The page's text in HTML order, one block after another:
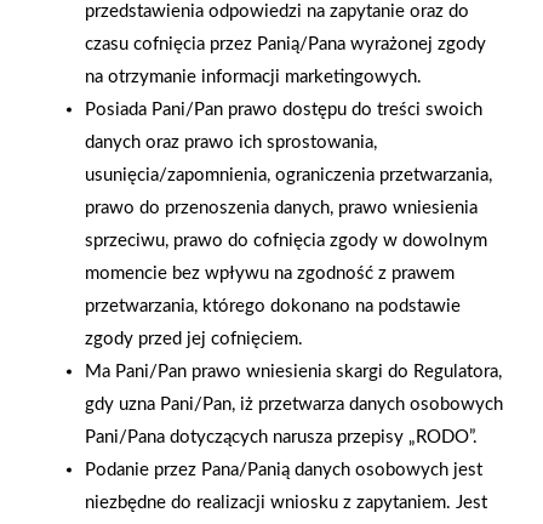
2025-12-31
Otwarcie sklepu PSB
Mrówka w Wyrzysku
Gwarancja jakości
Zakupy w systemie
przedstawienia odpowiedzi na zapytanie oraz do
czasu cofnięcia przez Panią/Pana wyrażonej zgody
na otrzymanie informacji marketingowych.
Posiada Pani/Pan prawo dostępu do treści swoich
danych oraz prawo ich sprostowania,
usunięcia/zapomnienia, ograniczenia przetwarzania,
prawo do przenoszenia danych, prawo wniesienia
sprzeciwu, prawo do cofnięcia zgody w dowolnym
momencie bez wpływu na zgodność z prawem
przetwarzania, którego dokonano na podstawie
zgody przed jej cofnięciem.
Ma Pani/Pan prawo wniesienia skargi do Regulatora,
gdy uzna Pani/Pan, iż przetwarza danych osobowych
Pani/Pana dotyczących narusza przepisy „RODO”.
Podanie przez Pana/Panią danych osobowych jest
niezbędne do realizacji wniosku z zapytaniem. Jest
Polityka plików cookies
Nasz serwis internetowy wykorzystuje pliki cookies w celu
zapewnienia prawidłowego działania strony, poprawy komfortu